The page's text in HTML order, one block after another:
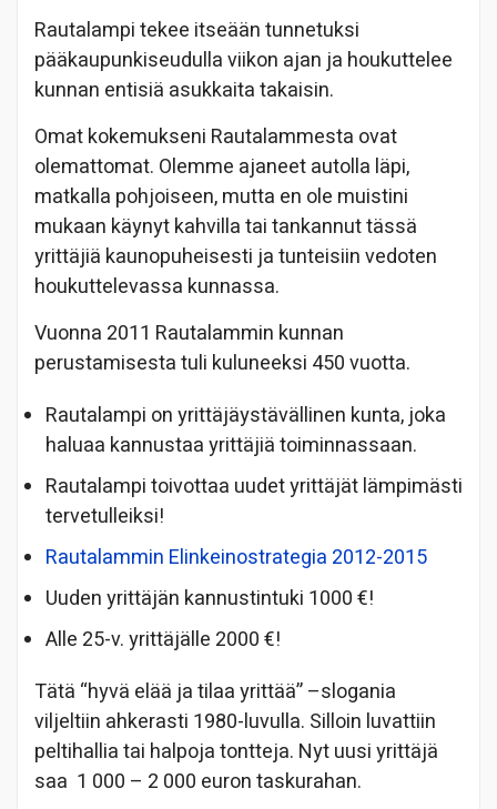
Rautalampi tekee itseään tunnetuksi
pääkaupunkiseudulla viikon ajan ja houkuttelee
kunnan entisiä asukkaita takaisin.
Omat kokemukseni Rautalammesta ovat
olemattomat. Olemme ajaneet autolla läpi,
matkalla pohjoiseen, mutta en ole muistini
mukaan käynyt kahvilla tai tankannut tässä
yrittäjiä kaunopuheisesti ja tunteisiin vedoten
houkuttelevassa kunnassa.
Vuonna 2011 Rautalammin kunnan
perustamisesta tuli kuluneeksi 450 vuotta.
Rautalampi on yrittäjäystävällinen kunta, joka
haluaa kannustaa yrittäjiä toiminnassaan.
Rautalampi toivottaa uudet yrittäjät lämpimästi
tervetulleiksi!
Rautalammin Elinkeinostrategia 2012-2015
Uuden yrittäjän kannustintuki 1000 €!
Alle 25-v. yrittäjälle 2000 €!
Tätä “hyvä elää ja tilaa yrittää” –slogania
viljeltiin ahkerasti 1980-luvulla. Silloin luvattiin
peltihallia tai halpoja tontteja. Nyt uusi yrittäjä
saa 1 000 – 2 000 euron taskurahan.